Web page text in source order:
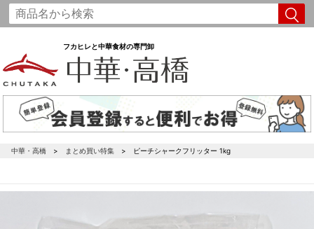
フカヒレと中華食材の専門卸
中華・高橋 まとめ買い特集 ピーチシャークフリッター 1kg